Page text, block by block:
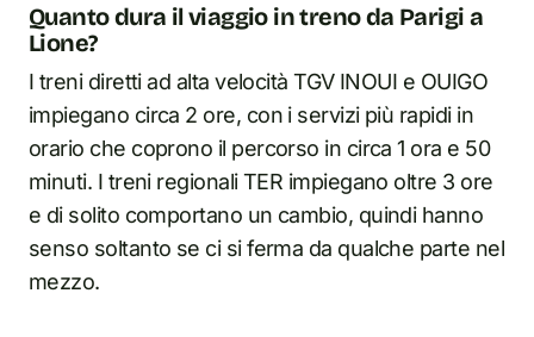
Quanto dura il viaggio in treno da Parigi a
Lione?
I treni diretti ad alta velocità TGV INOUI e OUIGO
impiegano circa 2 ore, con i servizi più rapidi in
orario che coprono il percorso in circa 1 ora e 50
minuti. I treni regionali TER impiegano oltre 3 ore
e di solito comportano un cambio, quindi hanno
senso soltanto se ci si ferma da qualche parte nel
mezzo.